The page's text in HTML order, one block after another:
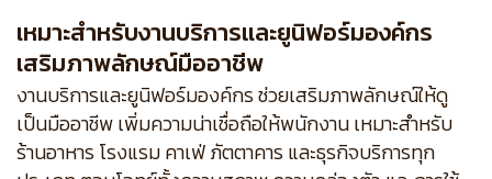
เหมาะสำหรับงานบริการและยูนิฟอร์มองค์กร
เสริมภาพลักษณ์มืออาชีพ
งานบริการและยูนิฟอร์มองค์กร ช่วยเสริมภาพลักษณ์ให้ดู
เป็นมืออาชีพ เพิ่มความน่าเชื่อถือให้พนักงาน เหมาะสำหรับ
ร้านอาหาร โรงแรม คาเฟ่ ภัตตาคาร และธุรกิจบริการทุก